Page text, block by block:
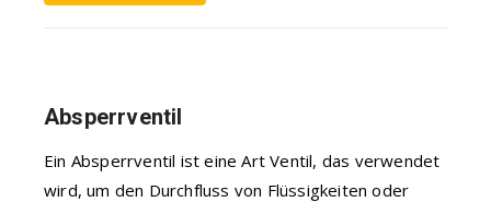
Absperrventil
Ein Absperrventil ist eine Art Ventil, das verwendet
wird, um den Durchfluss von Flüssigkeiten oder